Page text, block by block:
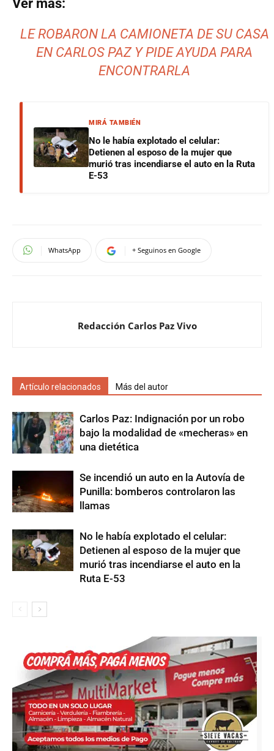
Ver más:
LE ROBARON LA CAMIONETA DE SU CASA
EN CARLOS PAZ Y PIDE AYUDA PARA
ENCONTRARLA
MIRÁ TAMBIÉN
No le había explotado el celular:
Detienen al esposo de la mujer que
murió tras incendiarse el auto en la Ruta
E-53
WhatsApp + Seguinos en Google
Redacción Carlos Paz Vivo
Artículo relacionados Más del autor
Carlos Paz: Indignación por un robo
bajo la modalidad de «mecheras» en
una dietética
Se incendió un auto en la Autovía de
Punilla: bomberos controlaron las
llamas
No le había explotado el celular:
Detienen al esposo de la mujer que
murió tras incendiarse el auto en la
Ruta E-53